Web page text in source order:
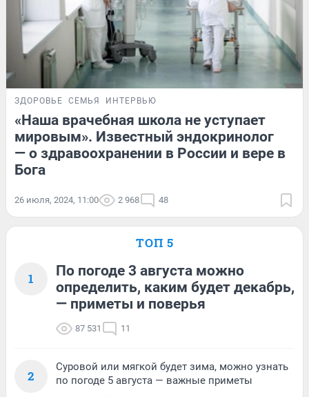
ЗДОРОВЬЕ СЕМЬЯ ИНТЕРВЬЮ
«Наша врачебная школа не уступает
мировым». Известный эндокринолог
— о здравоохранении в России и вере в
Бога
26 июля, 2024, 11:00 2 968 48
ТОП 5
1
По погоде 3 августа можно
определить, каким будет декабрь,
— приметы и поверья
87 531 11
2
Суровой или мягкой будет зима, можно узнать
по погоде 5 августа — важные приметы